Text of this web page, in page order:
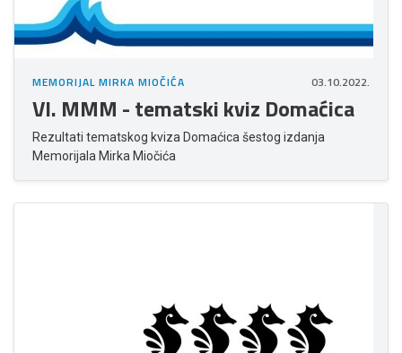
MEMORIJAL MIRKA MIOČIĆA 03.10.2022.
VI. MMM - tematski kviz Domaćica
Rezultati tematskog kviza Domaćica šestog izdanja
Memorijala Mirka Miočića